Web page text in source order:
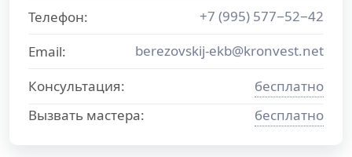
Телефон:
+7 (995) 577−52−42
Email:
berezovskij-ekb@kronvest.net
Консультация:
бесплатно
Вызвать мастера:
бесплатно